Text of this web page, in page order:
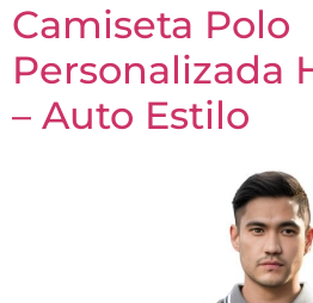
Camiseta Polo
Personalizada
– Auto Estilo